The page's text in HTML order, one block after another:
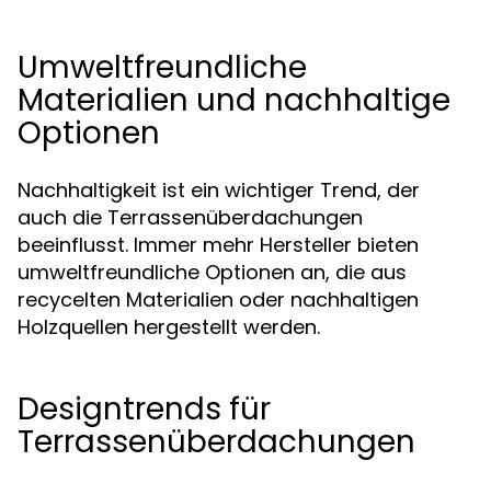
Umweltfreundliche
Materialien und nachhaltige
Optionen
Nachhaltigkeit ist ein wichtiger Trend, der
auch die Terrassenüberdachungen
beeinflusst. Immer mehr Hersteller bieten
umweltfreundliche Optionen an, die aus
recycelten Materialien oder nachhaltigen
Holzquellen hergestellt werden.
Designtrends für
Terrassenüberdachungen